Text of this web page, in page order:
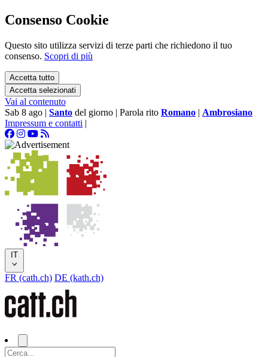
Consenso Cookie
Questo sito utilizza servizi di terze parti che richiedono il tuo
consenso. Scopri di più
Accetta tutto
Accetta selezionati
Vai al contenuto
Sab 8 ago | Santo del giorno | Parola rito Romano | Ambrosiano
Impressum e contatti |
IT
FR (cath.ch) DE (kath.ch)